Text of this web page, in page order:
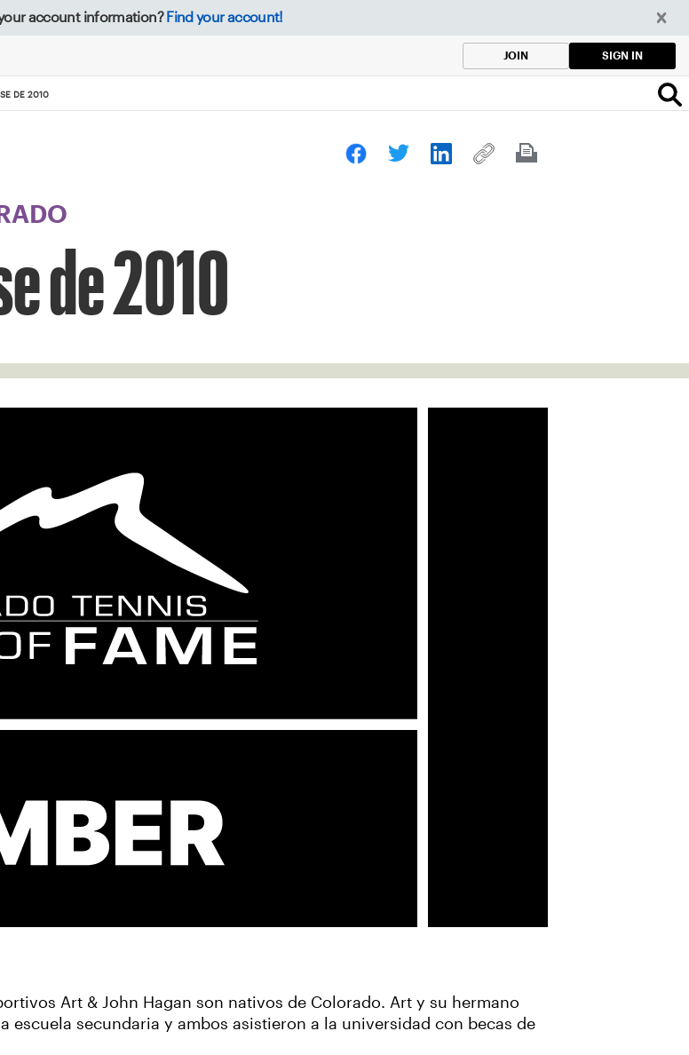
account information? Find your account!
JOIN SIGN IN
DE 2010
de 2010
Art & John Hagan son nativos de Colorado. Art y su hermano
escuela secundaria y ambos asistieron a la universidad con becas de